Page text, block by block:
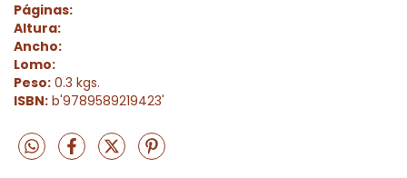
Páginas:
Altura:
Ancho:
Lomo:
Peso: 0.3 kgs.
ISBN: b'9789589219423'